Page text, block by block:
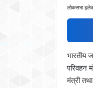
लोकसभा
भारतीय
परिवहन
मंत्री